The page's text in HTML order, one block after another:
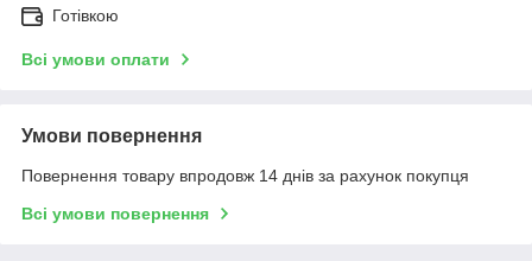
Готівкою
Всі умови оплати
Умови повернення
Повернення товару впродовж 14 днів за рахунок покупця
Всі умови повернення